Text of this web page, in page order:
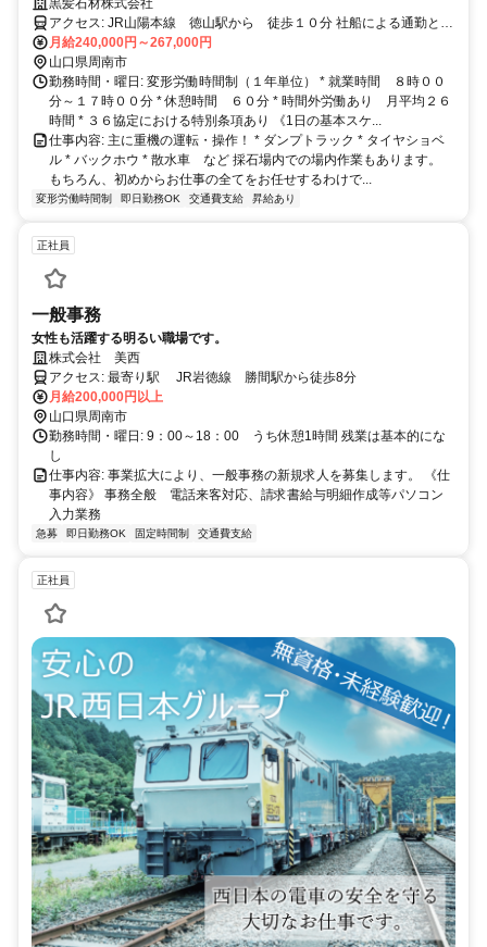
アクセス: JR山陽本線 徳山駅から 徒歩１０分 社船による通勤とな
ります(片道１５分程度) 船着き場に従業員専用駐車場があります
月給240,000円～267,000円
山口県周南市
勤務時間・曜日: 変形労働時間制（１年単位） * 就業時間 ８時００
分～１７時００分 * 休憩時間 ６０分 * 時間外労働あり 月平均２６
時間 * ３６協定における特別条項あり 《1日の基本スケ...
仕事内容: 主に重機の運転・操作！ * ダンプトラック * タイヤショベ
ル * バックホウ * 散水車 など 採石場内での場内作業もあります。
もちろん、初めからお仕事の全てをお任せするわけで...
変形労働時間制 即日勤務OK 交通費支給 昇給あり
正社員
一般事務
女性も活躍する明るい職場です。
株式会社 美西
アクセス: 最寄り駅 JR岩徳線 勝間駅から徒歩8分
月給200,000円以上
山口県周南市
勤務時間・曜日: 9：00～18：00 うち休憩1時間 残業は基本的にな
し
仕事内容: 事業拡大により、一般事務の新規求人を募集します。 《仕
事内容》 事務全般 電話来客対応、請求書給与明細作成等パソコン
入力業務
急募 即日勤務OK 固定時間制 交通費支給
正社員